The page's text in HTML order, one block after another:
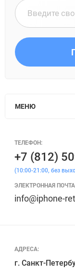
МЕНЮ
АДРЕСА:
г. Санкт-
ТЕЛЕФОН:
+7 (812)
(10:00-21:00, без
ЭЛЕКТРОННАЯ
info@iphone-